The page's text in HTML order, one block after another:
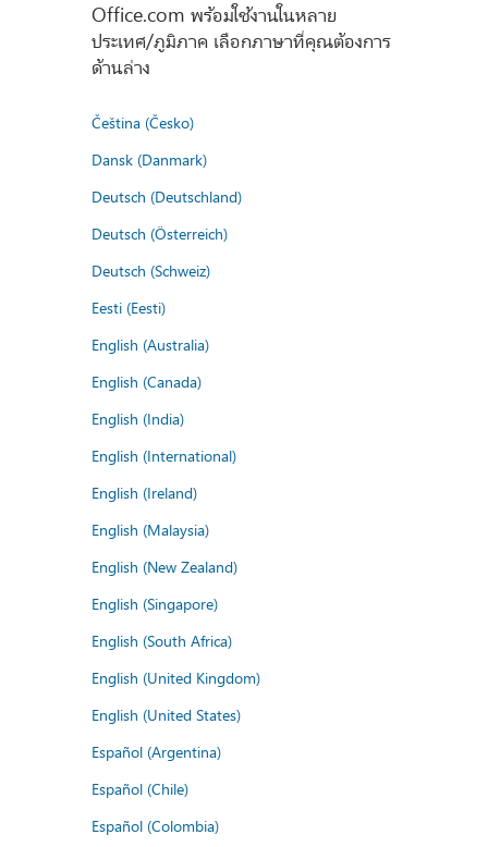
Office.com พร้อมใช้งานในหลาย
ประเทศ/ภูมิภาค เลือกภาษาที่คุณต้องการ
ด้านล่าง
Čeština (Česko)
Dansk (Danmark)
Deutsch (Deutschland)
Deutsch (Österreich)
Deutsch (Schweiz)
Eesti (Eesti)
English (Australia)
English (Canada)
English (India)
English (International)
English (Ireland)
English (Malaysia)
English (New Zealand)
English (Singapore)
English (South Africa)
English (United Kingdom)
English (United States)
Español (Argentina)
Español (Chile)
Español (Colombia)